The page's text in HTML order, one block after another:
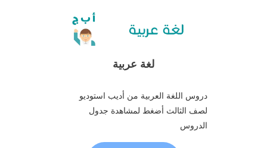
لغة عربية
دروس اللغة العربية من أديب استوديو
لصف الثالث أضغط لمشاهدة جدول
الدروس